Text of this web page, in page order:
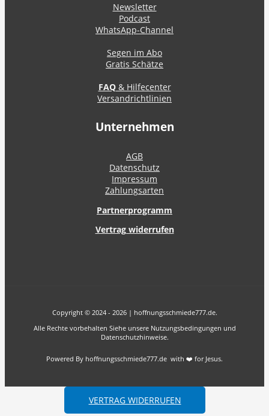
Newsletter
Podcast
WhatsApp-Channel
Segen im Abo
Gratis Schätze
FAQ& Hilfecenter
Versandrichtlinien
Unternehmen
AGB
Datenschutz
Impressum
Zahlungsarten
Partnerprogramm
Vertrag widerrufen
Copyright © 2024 - 2026 | hoffnungsschmiede777.de.
Alle Rechte vorbehalten Siehe unsere Nutzungsbedingungen und
Datenschutzhinweise.
Powered By hoffnungsschmiede777.de with ❤️ for Jesus.
VERTRAG WIDERRUFEN